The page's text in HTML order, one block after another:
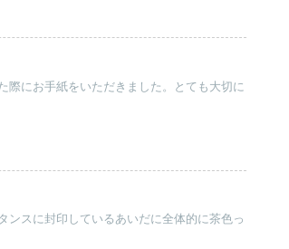
際にお手紙をいただきました。とても大切に
ンスに封印しているあいだに全体的に茶色っ